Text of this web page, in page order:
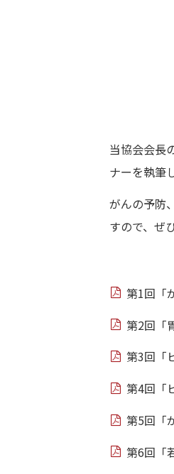
当協会会長
ナーを執筆
がんの予防
すので、ぜ
第1回「
第2回「
第3回「
第4回「
第5回「
第6回「